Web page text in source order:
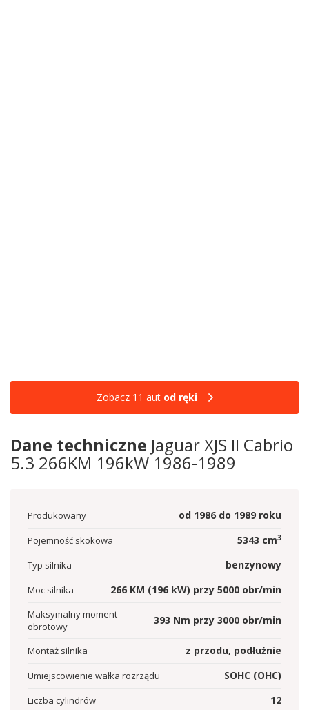
Zobacz 11 aut od ręki
Dane techniczne Jaguar XJS II Cabrio
5.3 266KM 196kW 1986-1989
Produkowany od 1986 do 1989 roku
Pojemność skokowa 5343 cm3
Typ silnika benzynowy
Moc silnika 266 KM (196 kW) przy 5000 obr/min
Maksymalny moment
obrotowy
393 Nm przy 3000 obr/min
Montaż silnika z przodu, podłużnie
Umiejscowienie wałka rozrządu SOHC (OHC)
Liczba cylindrów 12